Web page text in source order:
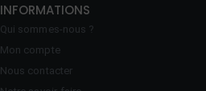
INFORMATIONS
Qui sommes-nous ?
Mon compte
Nous contacter